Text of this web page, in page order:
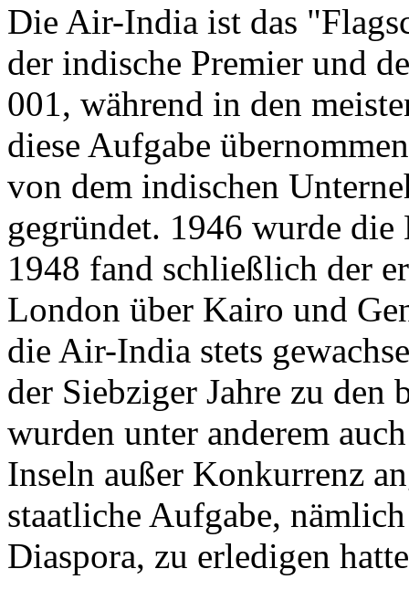
Die Air-India ist das
der indische Premier und
001, während in den
diese Aufgabe
von dem indischen
gegründet. 1946 wurde
1948 fand schließlich der
London über Kairo und
die Air-India stets
der Siebziger Jahre zu den
wurden unter anderem
Inseln außer Konkurrenz
staatliche Aufgabe,
Diaspora, zu erledigen